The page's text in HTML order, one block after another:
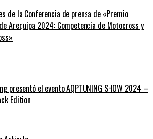
de la Conferencia de prensa de «Premio
Arequipa 2024: Competencia de Motocross y
presentó el evento AQPTUNING SHOW 2024 –
Edition